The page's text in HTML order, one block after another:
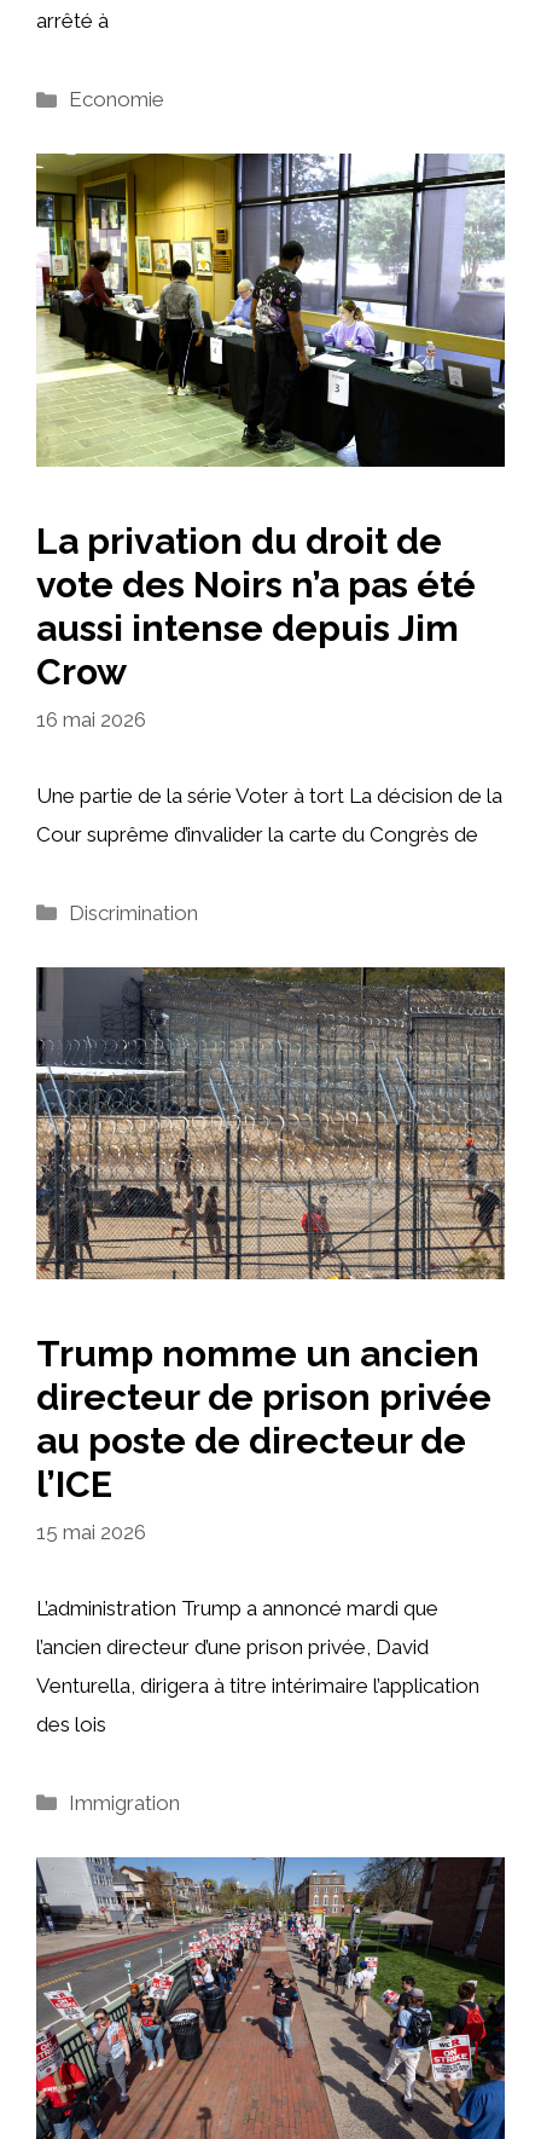
arrêté à
Catégories
Economie
La privation du droit de
vote des Noirs n’a pas été
aussi intense depuis Jim
Crow
16 mai 2026
Une partie de la série Voter à tort La décision de la
Cour suprême d’invalider la carte du Congrès de
Catégories
Discrimination
Trump nomme un ancien
directeur de prison privée
au poste de directeur de
l’ICE
15 mai 2026
L’administration Trump a annoncé mardi que
l’ancien directeur d’une prison privée, David
Venturella, dirigera à titre intérimaire l’application
des lois
Catégories
Immigration